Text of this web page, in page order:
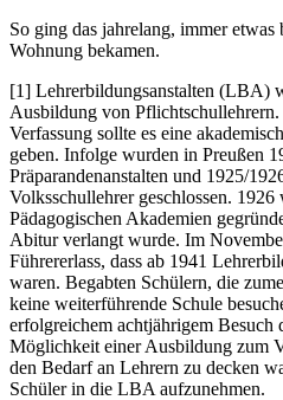
So ging das jahrelang, immer etwas
Wohnung bekamen.
[1] Lehrerbildungsanstalten (LBA)
Ausbildung von Pflichtschullehrern.
Verfassung sollte es eine
geben. Infolge wurden in Preußen
Präparandenanstalten und 1925/
Volksschullehrer geschlossen. 1926
Pädagogischen Akademien
Abitur verlangt wurde. Im
Führererlass, dass ab 1941
waren. Begabten Schülern, die
keine weiterführende Schule
erfolgreichem achtjährigem Besuch
Möglichkeit einer Ausbildung zum
den Bedarf an Lehrern zu decken
Schüler in die LBA aufzunehmen.